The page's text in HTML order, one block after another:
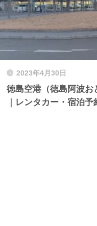
2023年4月30日
徳島空港（徳島阿波お
｜レンタカー・宿泊